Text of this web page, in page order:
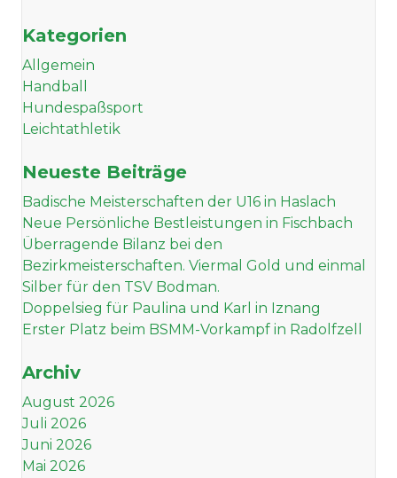
Kategorien
Allgemein
Handball
Hundespaßsport
Leichtathletik
Neueste Beiträge
Badische Meisterschaften der U16 in Haslach
Neue Persönliche Bestleistungen in Fischbach
Überragende Bilanz bei den
Bezirkmeisterschaften. Viermal Gold und einmal
Silber für den TSV Bodman.
Doppelsieg für Paulina und Karl in Iznang
Erster Platz beim BSMM-Vorkampf in Radolfzell
Archiv
August 2026
Juli 2026
Juni 2026
Mai 2026